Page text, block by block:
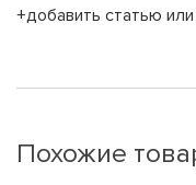
+добавить статью
Похожие